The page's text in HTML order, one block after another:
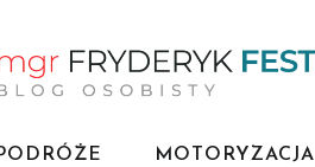
MOTORYZACJA